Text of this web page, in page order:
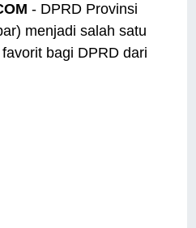
- DPRD Provinsi
menjadi salah satu
bagi DPRD dari